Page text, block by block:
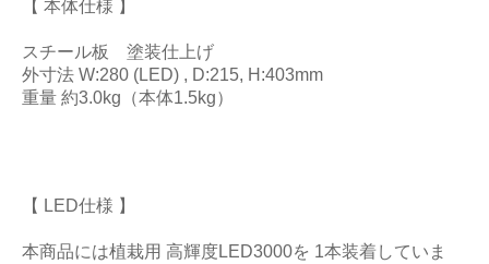
【 本体仕様 】
スチール板 塗装仕上げ
外寸法 W:280 (LED) , D:215, H:403mm
重量 約3.0kg（本体1.5kg）
【 LED仕様 】
本商品には植栽用 高輝度LED3000を 1本装着していま